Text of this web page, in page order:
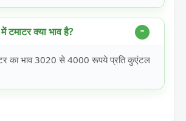
क्या भाव है?
का भाव 3020 से 4000 रूपये प्रति कुएंटल